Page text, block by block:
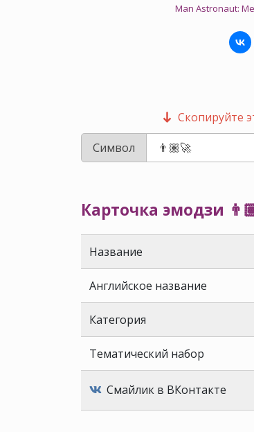
Man Astronaut:
Скопируйте
Символ
Карточка эмодзи
Название
Английское название
Категория
Тематический набор
Смайлик в ВКонтакте